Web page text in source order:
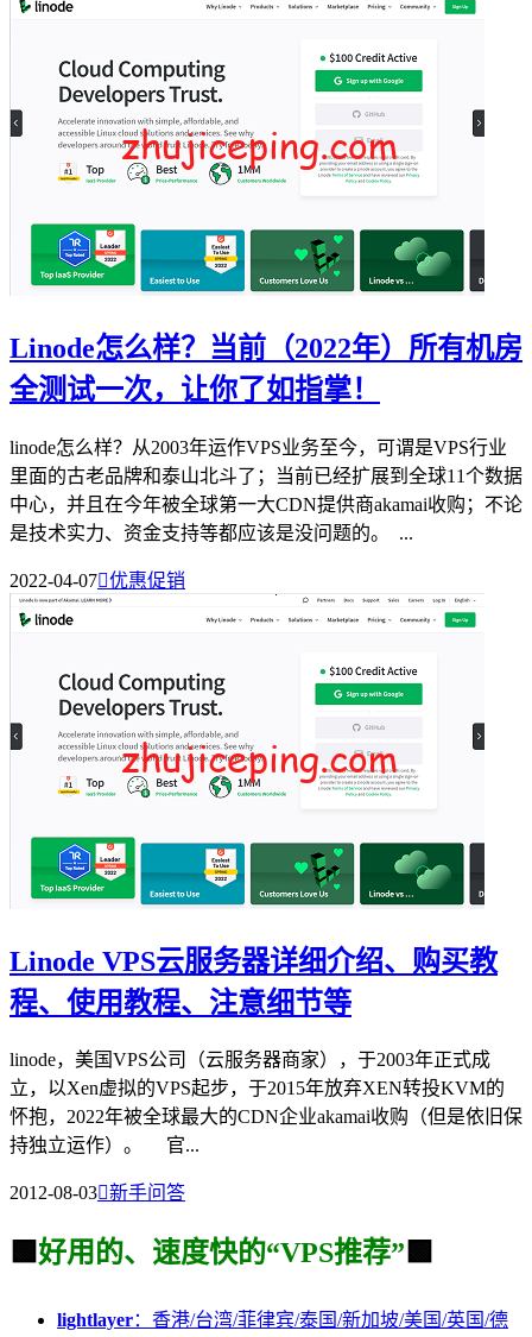
Linode怎么样？当前（2022年）所有机房
全测试一次，让你了如指掌！
linode怎么样？从2003年运作VPS业务至今，可谓是VPS行业
里面的古老品牌和泰山北斗了；当前已经扩展到全球11个数据
中心，并且在今年被全球第一大CDN提供商akamai收购；不论
是技术实力、资金支持等都应该是没问题的。 ...
2022-04-07优惠促销
Linode VPS云服务器详细介绍、购买教
程、使用教程、注意细节等
linode，美国VPS公司（云服务器商家），于2003年正式成
立，以Xen虚拟的VPS起步，于2015年放弃XEN转投KVM的
怀抱，2022年被全球最大的CDN企业akamai收购（但是依旧保
持独立运作）。 官...
2012-08-03新手问答
🟩 好用的、速度快的“VPS推荐” 🟩
lightlayer：香港/台湾/菲律宾/泰国/新加坡/美国/英国/德